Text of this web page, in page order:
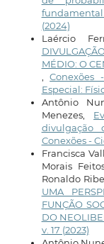
fundamental
(2024)
Laércio
MÉDIO: O
,Conexões
Especial:
Antônio
Menezes,
divulgação
Conexões -
Francisca
Morais
Ronaldo
UMA
FUNÇÃO
DO
v. 17 (2023)